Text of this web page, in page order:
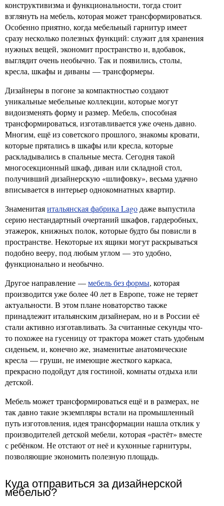
конструктивизма и функциональности, тогда стоит
взглянуть на мебель, которая может трансформироваться.
Особенно приятно, когда мебельный гарнитур имеет
сразу несколько полезных функций: служит для хранения
нужных вещей, экономит пространство и, вдобавок,
выглядит очень необычно. Так и появились, столы,
кресла, шкафы и диваны — трансформеры.
Дизайнеры в погоне за компактностью создают
уникальные мебельные коллекции, которые могут
видоизменять форму и размер. Мебель, способная
трансформироваться, изготавливается уже очень давно.
Многим, ещё из советского прошлого, знакомы кровати,
которые прятались в шкафы или кресла, которые
раскладывались в спальные места. Сегодня такой
многосекционный шкаф, диван или складной стол,
получивший дизайнерскую «шлифовку», весьма удачно
вписывается в интерьер однокомнатных квартир.
Знаменитаяитальянская фабрика Lago даже выпустила
серию нестандартный очертаний шкафов, гардеробных,
этажерок, книжных полок, которые будто бы повисли в
пространстве. Некоторые их ящики могут раскрываться
подобно вееру, под любым углом — это удобно,
функционально и необычно.
Другое направление —мебель без формы, которая
производится уже более 40 лет в Европе, тоже не теряет
актуальности. В этом плане новаторство также
принадлежит итальянским дизайнерам, но и в России её
стали активно изготавливать. За считанные секунды что-
то похожее на гусеницу от трактора может стать удобным
сиденьем, и, конечно же, знаменитые анатомические
кресла — груши, не имеющие жесткого каркаса,
прекрасно подойдут для гостиной, комнаты отдыха или
детской.
Мебель может трансформироваться ещё и в размерах, не
так давно такие экземпляры встали на промышленный
путь изготовления, идея трансформации нашла отклик у
производителей детской мебели, которая «растёт» вместе
с ребёнком. Не отстают от неё и кухонные гарнитуры,
позволяющие экономить полезную площадь.
Куда отправиться за дизайнерской
мебелью?